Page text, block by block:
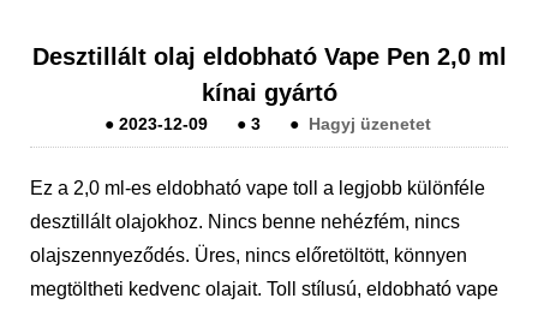
Desztillált olaj eldobható Vape Pen 2,0 ml
kínai gyártó
●2023-12-09 ●3 ● Hagyj üzenetet
Ez a 2,0 ml-es eldobható vape toll a legjobb különféle
desztillált olajokhoz. Nincs benne nehézfém, nincs
olajszennyeződés. Üres, nincs előretöltött, könnyen
megtöltheti kedvenc olajait. Toll stílusú, eldobható vape